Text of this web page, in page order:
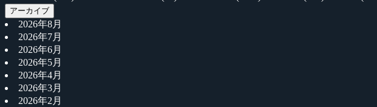
アーカイブ
2026年8月
2026年7月
2026年6月
2026年5月
2026年4月
2026年3月
2026年2月